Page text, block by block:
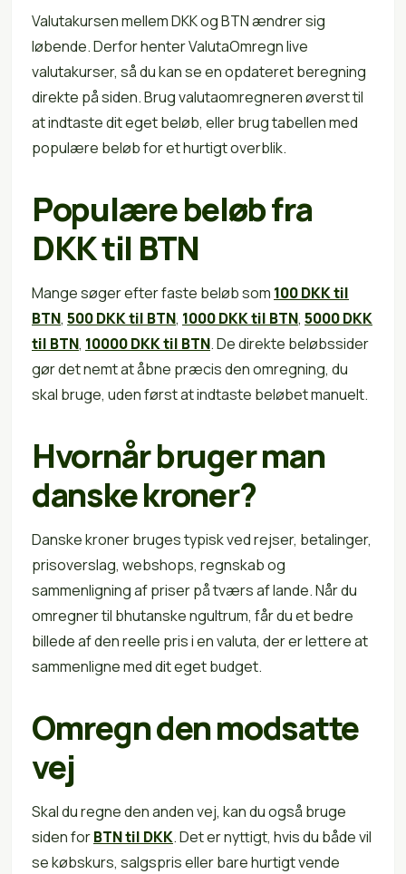
Valutakursen mellem DKK og BTN ændrer sig
løbende. Derfor henter ValutaOmregn live
valutakurser, så du kan se en opdateret beregning
direkte på siden. Brug valutaomregneren øverst til
at indtaste dit eget beløb, eller brug tabellen med
populære beløb for et hurtigt overblik.
Populære beløb fra
DKK til BTN
Mange søger efter faste beløb som 100 DKK til
BTN, 500 DKK til BTN, 1000 DKK til BTN, 5000 DKK
til BTN, 10000 DKK til BTN. De direkte beløbssider
gør det nemt at åbne præcis den omregning, du
skal bruge, uden først at indtaste beløbet manuelt.
Hvornår bruger man
danske kroner?
Danske kroner bruges typisk ved rejser, betalinger,
prisoverslag, webshops, regnskab og
sammenligning af priser på tværs af lande. Når du
omregner til bhutanske ngultrum, får du et bedre
billede af den reelle pris i en valuta, der er lettere at
sammenligne med dit eget budget.
Omregn den modsatte
vej
Skal du regne den anden vej, kan du også bruge
siden forBTN til DKK. Det er nyttigt, hvis du både vil
se købskurs, salgspris eller bare hurtigt vende